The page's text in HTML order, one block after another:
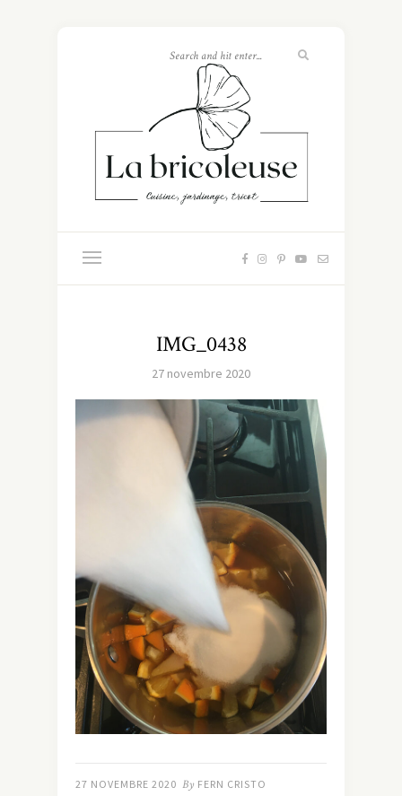
IMG_0438
27 novembre 2020
27 NOVEMBRE 2020 By FERN CRISTO